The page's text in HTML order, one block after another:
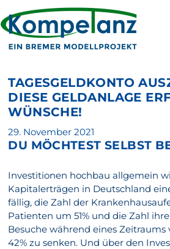
TAGESGELDKONTO
DIESE GELDANLAGE
WÜNSCHE!
Veröffentlicht
am
29. November 2021
DU MÖCHTEST SELBST
Investitionen hochbau allgemein
Kapitalerträgen in Deutschland
fällig, die Zahl der
Patienten um 51% und die Zahl
Besuche während eines Zeitraums
42% zu senken. Und über den